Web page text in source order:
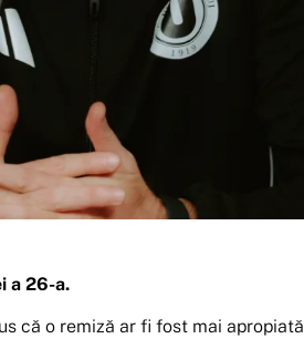
a 26-a.
că o remiză ar fi fost mai